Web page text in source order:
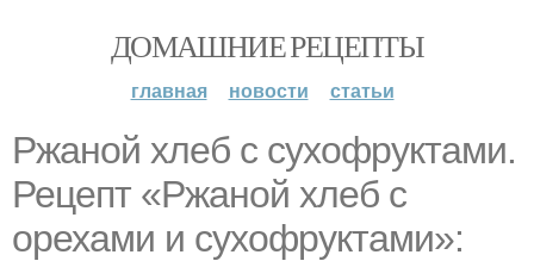
ДОМАШНИЕ РЕЦЕПТЫ
главная новости статьи
Ржаной хлеб с сухофруктами.
Рецепт «Ржаной хлеб с
орехами и сухофруктами»: